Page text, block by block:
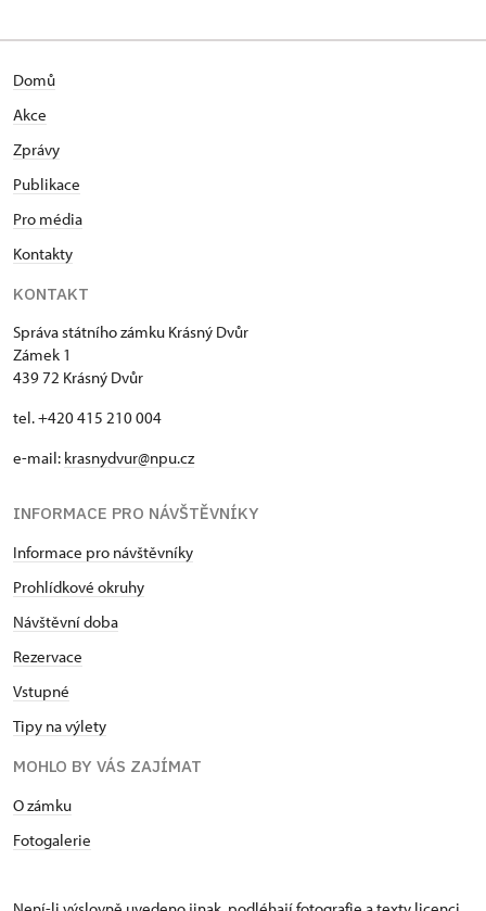
Domů
Akce
Zprávy
Publikace
Pro média
Kontakty
KONTAKT
Správa státního zámku Krásný Dvůr
Zámek 1
439 72 Krásný Dvůr
tel. +420 415 210 004
e-mail: krasnydvur@npu.cz
INFORMACE PRO NÁVŠTĚVNÍKY
Informace pro návštěvníky
Prohlídkové okruhy
Návštěvní doba
Rezervace
Vstupné
Tipy na výlety
MOHLO BY VÁS ZAJÍMAT
O zámku
Fotogalerie